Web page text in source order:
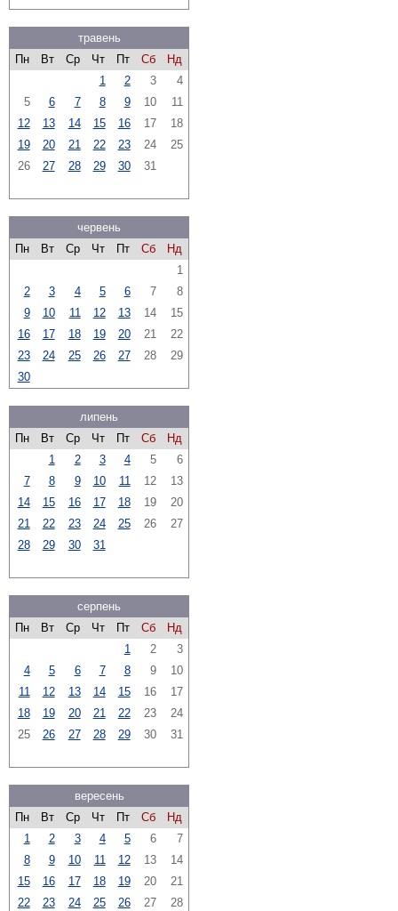
травень
Пн
Вт Ср Чт Пт Сб
Нд
1
2 3
4
5
6 7 8 9 10
11
12
13 14 15 16 17
18
19
20 21 22 23 24
25
26
27 28 29 30 31
червень
Пн
Вт Ср Чт Пт Сб
Нд
1
2
3 4 5 6 7
8
9
10 11 12 13 14
15
16
17 18 19 20 21
22
23
24 25 26 27 28
29
30
липень
Пн
Вт Ср Чт Пт Сб
Нд
1
2 3 4 5
6
7
8 9 10 11 12
13
14
15 16 17 18 19
20
21
22 23 24 25 26
27
28
29 30 31
серпень
Пн
Вт Ср Чт Пт Сб
Нд
1
2
3
4
5 6 7 8 9
10
11
12 13 14 15 16
17
18
19 20 21 22 23
24
25
26 27 28 29 30 31
вересень
Пн
Вт Ср Чт Пт Сб
Нд
1
2 3 4 5 6
7
8
9 10 11 12 13
14
15
16 17 18 19 20
21
22
23 24 25 26 27 28